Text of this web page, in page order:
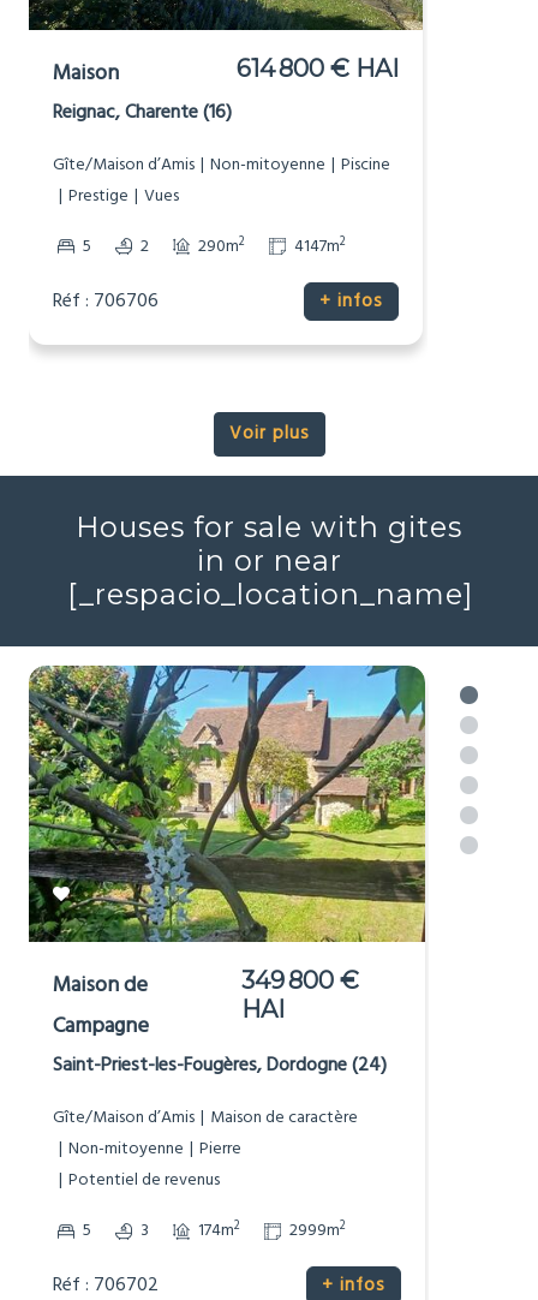
Maison
Reignac, Charente (16)
Gîte/Maison d’Amis
Prestige Vues
2 4147m2
Réf : 706706 + infos
Voir plus
Houses for sale with gites
in or near
Maison de
Campagne
349 800 €
HAI
Saint-Priest-les-Fougères, Dordogne (24)
Gîte/Maison d’Amis
Maison de caractère
Non-mitoyenne
Pierre
Potentiel de revenus
3 2999m2